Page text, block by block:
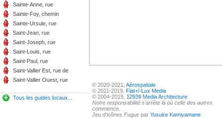
Sainte-Anne, rue
Sainte-Foy, chemin
Sainte-Ursule, rue
Saint-Jean, rue
Saint-Joseph, rue
Saint-Louis, rue
Saint-Paul, rue
Saint-Vallier Est, rue de
Saint-Vallier Ouest, rue
Tous les guides locaux...
© 2020-2021, Aérospatiale
© 2011-2019, Fiat+/-Lux Media
© 2004-2019, 12939 Media Architecture
Notre responsabilité s'arrête là où celle des autres
commence
Jeu d'icônes Fugue par Yusuke Kamiyamane